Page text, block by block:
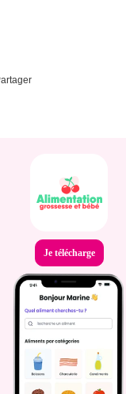
Je télécharge